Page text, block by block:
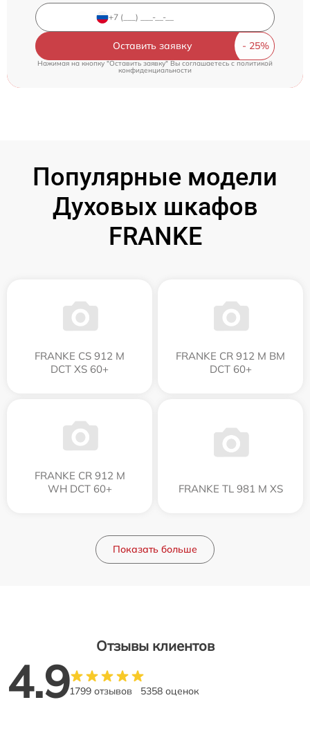
Оставить заявку
Нажимая на кнопку "Оставить заявку" Вы соглашаетесь cполитикой
конфиденциальности
Популярные модели
Духовых шкафов
FRANKE
FRANKE CS 912 M
DCT XS 60+
FRANKE CR 912 M BM
DCT 60+
FRANKE CR 912 M
WH DCT 60+
FRANKE TL 981 M XS
Показать больше
Отзывы клиентов
4.91799 отзывов 5358 оценок